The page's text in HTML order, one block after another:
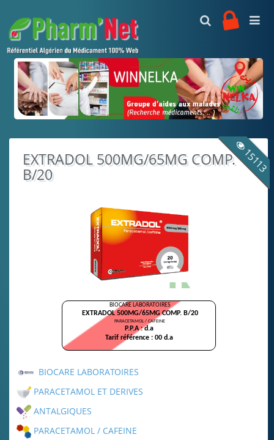
Accueil
Présentation
Abonnement
Médicaments
Laboratoires
C.Thérapeutiques
C.Pharmacologiques
Editeur d'ordonnance
Publicités
15113
EXTRADOL 500MG/65MG COMP.
B/20
BIOCARE LABORATOIRES
PARACETAMOL ET DERIVES
ANTALGIQUES
PARACETAMOL / CAFEINE